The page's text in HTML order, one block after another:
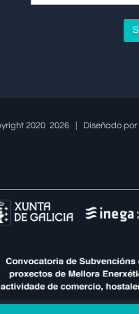
2020 2026 | Diseñado por